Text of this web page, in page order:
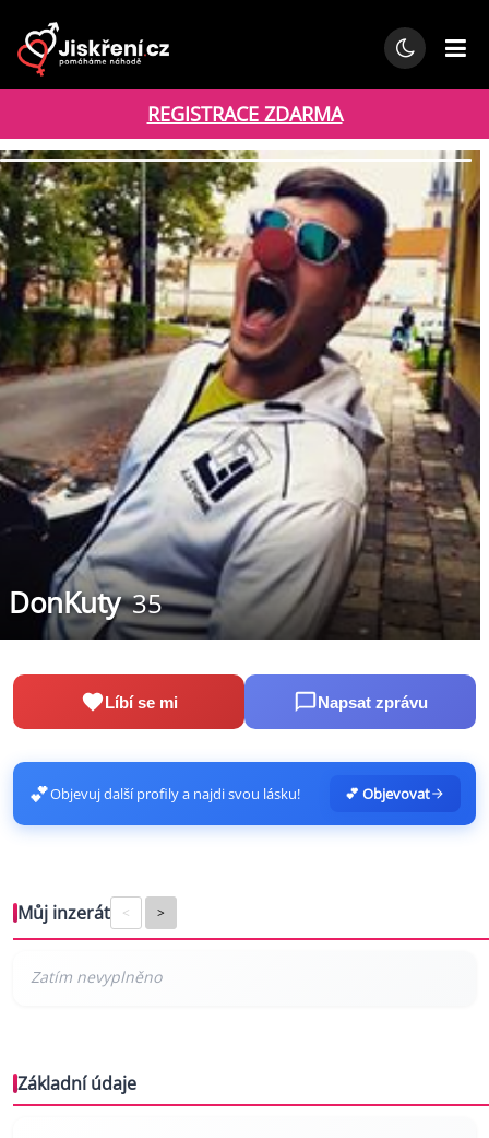
REGISTRACE ZDARMA
DonKuty 35
Líbí se mi Napsat zprávu
💕Objevuj další profily a najdi svou lásku! 💕 Objevovat
Můj inzerát < >
Základní údaje